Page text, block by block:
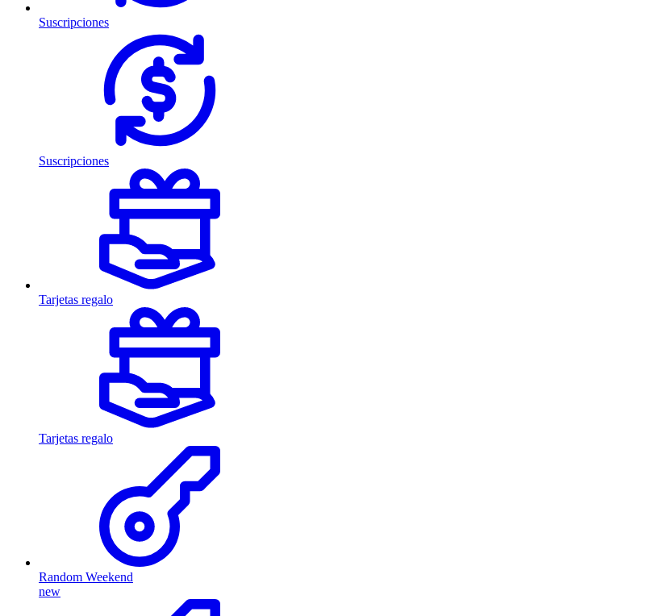
Suscripciones
Suscripciones
Tarjetas regalo
Tarjetas regalo
Random Weekend
new